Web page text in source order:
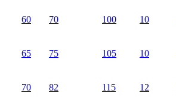
60 70 100 10
65 75 105 10
70 82 115 12